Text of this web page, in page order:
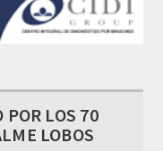
POR LOS 70
LOBOS